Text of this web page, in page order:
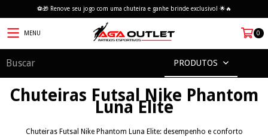
⚽🎁 Renove seu jogo com uma chuteira e ganhe brinde exclusivo! 🌟🔥
MENU 0
PRODUTOS
Chuteiras Futsal Nike Phantom
Luna Elite
Chuteiras Futsal Nike Phantom Luna Elite: desempenho e conforto